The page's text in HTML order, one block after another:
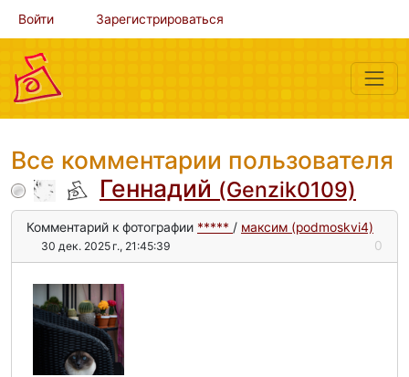
Войти Зарегистрироваться
Все комментарии пользователя
Геннадий (Genzik0109)
Комментарий к фотографии ***** / максим (podmoskvi4)
30 дек. 2025 г., 21:45:39 0